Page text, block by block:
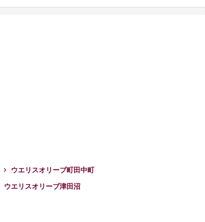
ウエリスオリーブ町田中町
ウエリスオリーブ津田沼